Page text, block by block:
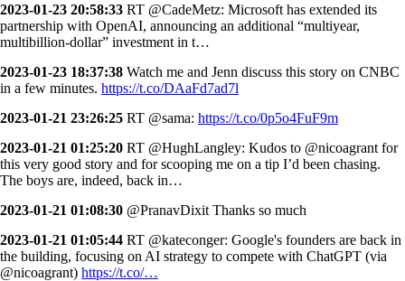
2023-01-23 20:58:33 RT @CadeMetz: Microsoft has extended its
partnership with OpenAI, announcing an additional “multiyear,
multibillion-dollar” investment in t…
2023-01-23 18:37:38 Watch me and Jenn discuss this story on CNBC
in a few minutes. https://t.co/DAaFd7ad7l
2023-01-21 23:26:25 RT @sama: https://t.co/0p5o4FuF9m
2023-01-21 01:25:20 RT @HughLangley: Kudos to @nicoagrant for
this very good story and for scooping me on a tip I’d been chasing.
The boys are, indeed, back in…
2023-01-21 01:08:30 @PranavDixit Thanks so much
2023-01-21 01:05:44 RT @kateconger: Google's founders are back in
the building, focusing on AI strategy to compete with ChatGPT (via
@nicoagrant) https://t.co/…